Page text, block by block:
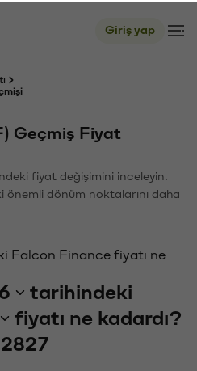
Giriş yap
Geçmiş Fiyat
fiyat değişimini inceleyin.
önemli dönüm noktalarını daha
Falcon Finance fiyatı ne
tarihindeki
fiyatı ne kadardı?